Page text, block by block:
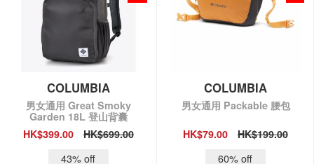
QUICK VIEW
COLUMBIA
男女通用 Great Smoky
Garden 18L 登山背囊
HK$399.00
HK$699.00
43% off
QUICK VIEW
COLUMBIA
男女通用 Packable 腰包
HK$79.00
HK$199.00
60% off